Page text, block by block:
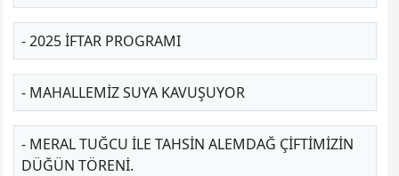
- 2025 İFTAR PROGRAMI
- MAHALLEMIZ SUYA KAVUŞUYOR
- MERAL TUĞCU ILE TAHSIN ALEMDAĞ ÇIFTIMIZIN
DÜĞÜN TÖRENI.